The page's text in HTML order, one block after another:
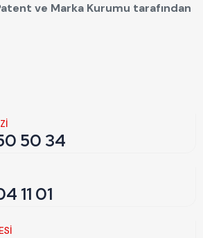
ve Marka Kurumu tarafından
50 34
11 01